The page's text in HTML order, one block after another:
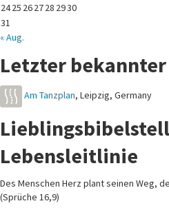
2425 262728 2930
31
« Aug.
Letzter
Am Tanzplan, Leipzig, Germany
Lebensleitlinie
Des Menschen Herz plant seinen Weg,
(Sprüche 16,9)